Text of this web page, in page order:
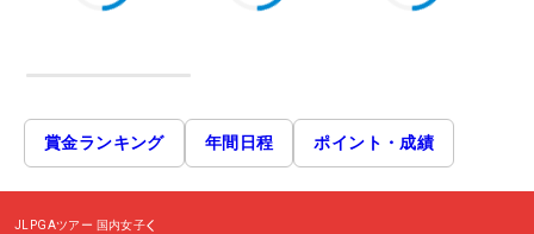
賞金ランキング 年間日程 ポイント・成績
JLPGAツアー 国内女子